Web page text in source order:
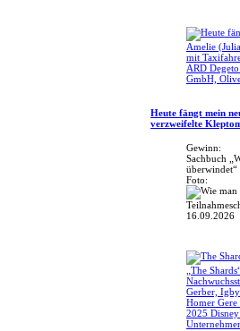
Amelie
mit
ARD
GmbH,
Heute fängt mein
verzweifelte
Gewinn:
Sachbuch
überwindet“
Foto:
16.09.2026
„The
Gerber, Igby
Homer
2025